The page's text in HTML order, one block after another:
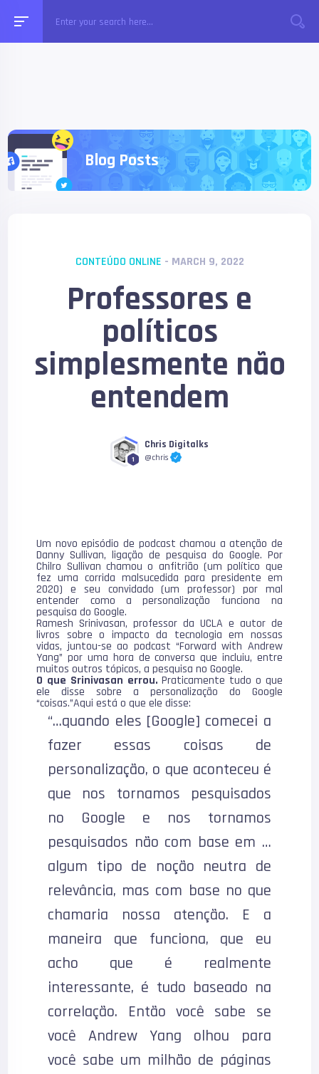
Blog Posts
CONTEÚDO ONLINE - MARCH 9, 2022
Professores e
políticos
simplesmente não
entendem
1
Chris Digitalks
@chris
Um novo episódio de podcast chamou a atenção de
Danny Sullivan, ligação de pesquisa do Google. Por
Chilro Sullivan chamou o anfitrião (um político que
fez uma corrida malsucedida para presidente em
2020) e seu convidado (um professor) por mal
entender como a personalização funciona na
pesquisa do Google.
Ramesh Srinivasan, professor da UCLA e autor de
livros sobre o impacto da tecnologia em nossas
vidas, juntou-se ao podcast “Forward with Andrew
Yang” por uma hora de conversa que incluiu, entre
muitos outros tópicos, a pesquisa no Google.
O que Srinivasan errou. Praticamente tudo o que
ele disse sobre a personalização do Google
“coisas.”Aqui está o que ele disse:
“…quando eles [Google] comecei a
fazer essas coisas de
personalização, o que aconteceu é
que nos tornamos pesquisados
no Google e nos tornamos
pesquisados não com base em …
algum tipo de noção neutra de
relevância, mas com base no que
chamaria nossa atenção. E a
maneira que funciona, que eu
acho que é realmente
interessante, é tudo baseado na
correlação. Então você sabe se
você Andrew Yang olhou para
você sabe um milhão de páginas